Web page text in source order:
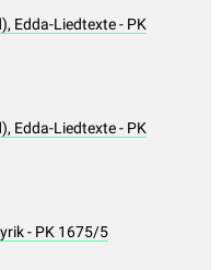
Edda-Liedtexte - PK
Edda-Liedtexte - PK
- PK 1675/5